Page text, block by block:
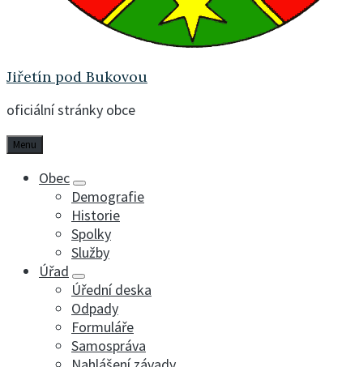
Jiřetín pod Bukovou
oficiální stránky obce
Menu
Obec
Demografie
Historie
Spolky
Služby
Úřad
Úřední deska
Odpady
Formuláře
Samospráva